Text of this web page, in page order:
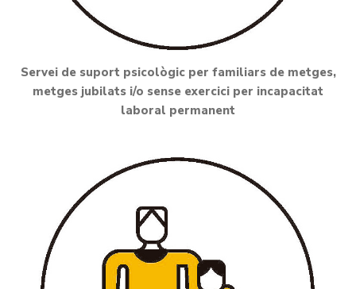
Servei de suport psicològic per familiars de metges,
metges jubilats i/o sense exercici per incapacitat
laboral permanent